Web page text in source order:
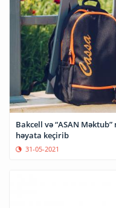
Bakcell və “ASAN
həyata keçirib
31-05-2021